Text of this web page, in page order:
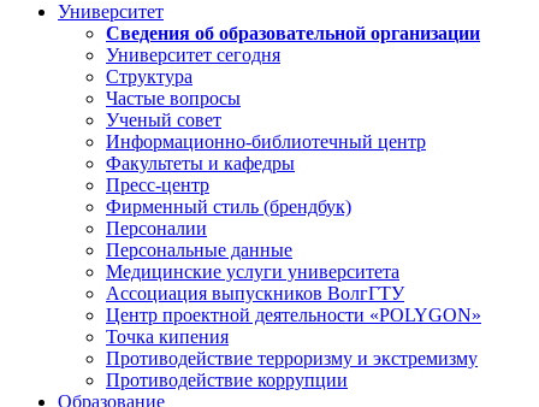
Университет
Сведения об образовательной организации
Университет сегодня
Структура
Частые вопросы
Ученый совет
Информационно-библиотечный центр
Факультеты и кафедры
Пресс-центр
Фирменный стиль (брендбук)
Персоналии
Персональные данные
Медицинские услуги университета
Ассоциация выпускников ВолгГТУ
Центр проектной деятельности «POLYGON»
Точка кипения
Противодействие терроризму и экстремизму
Противодействие коррупции
Образование